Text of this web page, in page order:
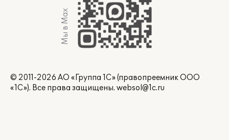
Мы в Max
© 2011-2026 АО «Группа 1С» (правопреемник ООО
«1С»). Все права защищены. websol@1c.ru